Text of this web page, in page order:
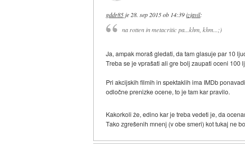
gddr85 je 28. sep 2015 ob 14:39 izjavil:
na rotten in metacritic pa...khm, khm...;)
Ja, ampak moraš gledati, da tam glasuje par 10
Treba se je vprašati ali gre bolj zaupati oceni 100
Pri akcijskih filmih in spektaklih ima IMDb
odločne prenizke ocene, to je tam kar pravilo.
Kakorkoli že, edino kar je treba vedeti je, da
Tako zgrešenih mnenj (v obe smeri) kot tukaj ne